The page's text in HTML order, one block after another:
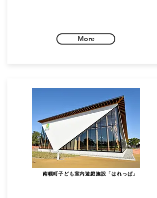
More
南幌町子ども室内遊戯施設「はれっぱ」